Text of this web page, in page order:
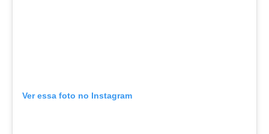
Ver essa foto no Instagram